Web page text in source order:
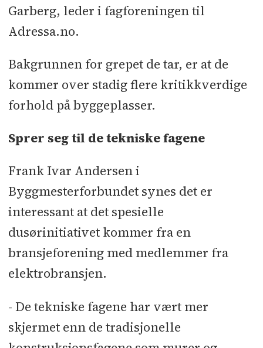
Garberg, leder i fagforeningen til
Adressa.no.
Bakgrunnen for grepet de tar, er at de
kommer over stadig flere kritikkverdige
forhold på byggeplasser.
Sprer seg til de tekniske fagene
Frank Ivar Andersen i
Byggmesterforbundet synes det er
interessant at det spesielle
dusørinitiativet kommer fra en
bransjeforening med medlemmer fra
elektrobransjen.
- De tekniske fagene har vært mer
skjermet enn de tradisjonelle